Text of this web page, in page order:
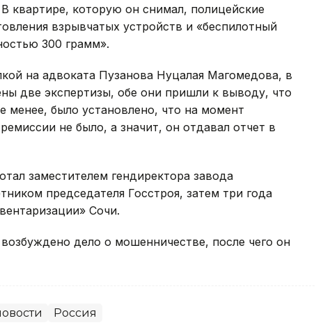
квартире, которую он снимал, полицейские
взрывчатых устройств и «беспилотный
300 грамм».
на адвоката Пузанова Нуцалая Магомедова, в
две экспертизы, обе они пришли к выводу, что
менее, было установлено, что на момент
не было, а значит, он отдавал отчет в
заместителем гендиректора завода
председателя Госстроя, затем три года
Сочи.
дело о мошенничестве, после чего он
Россия